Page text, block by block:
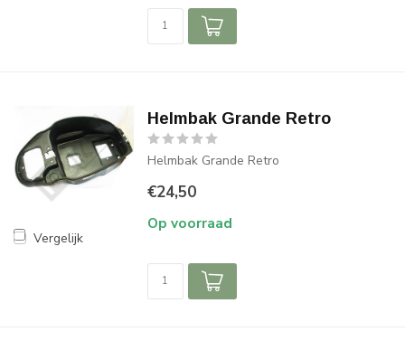
Vergelijk
Helmbak Grande Retro
Helmbak Grande Retro
€24,50
Op voorraad